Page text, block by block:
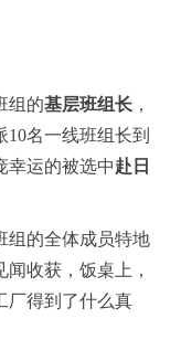
组的基层班组长 ，
名一线班组长到
幸运的被选中赴日
组的全体成员特地
收获，饭桌上，
厂得到了什么真